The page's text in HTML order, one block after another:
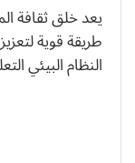
يعد خلق ثقافة
طريقة قوية
النظام البيئي